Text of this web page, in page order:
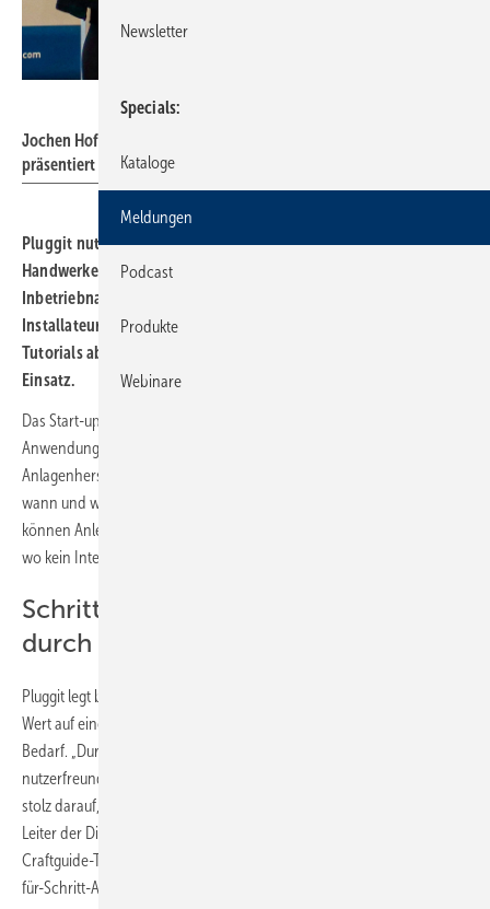
Jochen Hofmann, Leiter der Digitalen Academy bei Pluggit,
präsentiert Craftguide-Schulungsinhalte per VR-Brille.
Pluggit nutzt die digitale Plattform von Craftguide, um SHK-
Handwerkern Schritt-für-Schritt-Anleitungen zur Installation,
Inbetriebnahme und Wartung seiner Geräte zu liefern.
Installateure können so per PC oder Mobilgerät hilfreiche
Tutorials abrufen. Auch Lerninhalte im VR-Format kommen zum
Einsatz.
Das Start-up-Unternehmen
Anwendungswissen verschiedener Maschinen- und
Anlagenhersteller für Fachhandwerker. Sie haben dadurch die Wahl,
wann und wo sie sich weiterbilden. Dank der Download-Funktion
können Anleitungen auch direkt auf der Baustelle angesehen werden,
wo kein Internetempfang möglich ist, z.B. im Keller des Kunden.
Schritt-für-Schritt-Anleitungen
durch 3D-Tutorials
Pluggit legt bei der Entwicklung seiner Wohnraumlüftungslösungen
Wert auf eine einfache Installation und flexible Anpassung je nach
Bedarf. „Durch die Craftguide-Anleitungen wird alles einfacher,
nutzerfreundlicher und intuitiver. Das ist die Zukunft, und wir sind sehr
stolz darauf, diese Technik zu unterstützen“, so Jochen Hofmann,
Leiter der Digitalen Academy bei Pluggit. „Die Fachhandwerker, die die
Craftguide-Tutorials bereits nutzen, sind begeistert. Durch die Schritt-
für-Schritt-Anleitung klappt die Ausführung am Gerät auf Anhieb.“
Newsletter
Specials
Kataloge
Meldungen
Podcast
Produkte
Webinare